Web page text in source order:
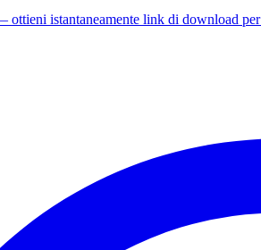
istantaneamente link di download